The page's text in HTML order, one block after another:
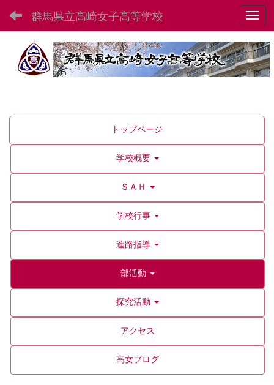
群馬県立高崎女子高等学校
トップページ
学校概要
ＳＡＨ
学校行事
進路指導
部活動
探究活動
アクセス
高女ブログ